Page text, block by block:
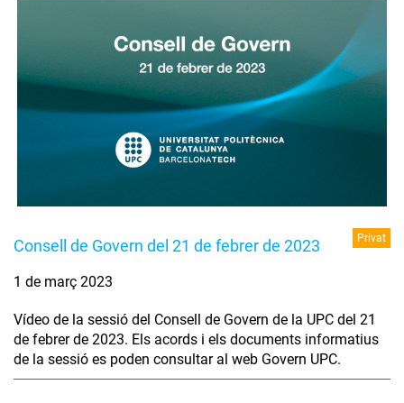
Consell de Govern del 21 de febrer de 2023 Privat
1 de març 2023
Vídeo de la sessió del Consell de Govern de la UPC del 21
de febrer de 2023. Els acords i els documents informatius
de la sessió es poden consultar al web Govern UPC.